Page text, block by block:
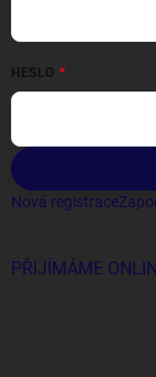
HESLO
Nová registrace
PŘIJÍMÁME